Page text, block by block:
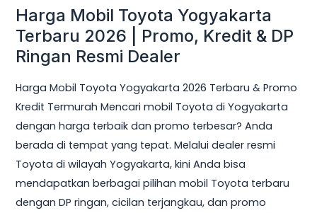
Harga Mobil Toyota Yogyakarta
Terbaru 2026 | Promo, Kredit & DP
Ringan Resmi Dealer
Harga Mobil Toyota Yogyakarta 2026 Terbaru & Promo
Kredit Termurah Mencari mobil Toyota di Yogyakarta
dengan harga terbaik dan promo terbesar? Anda
berada di tempat yang tepat. Melalui dealer resmi
Toyota di wilayah Yogyakarta, kini Anda bisa
mendapatkan berbagai pilihan mobil Toyota terbaru
dengan DP ringan, cicilan terjangkau, dan promo
Harga
Mobil
Toyota
Terbaru
2026
|
Promo,
Kredit
&
DP